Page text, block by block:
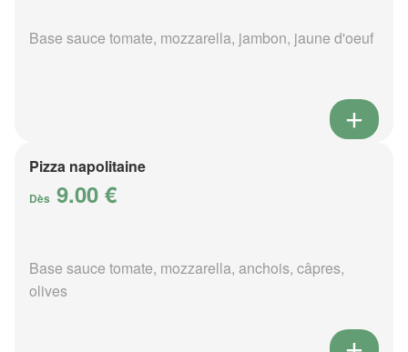
Base sauce tomate, mozzarella, jambon, jaune d'oeuf
Pizza napolitaine
Dès 9.00 €
Base sauce tomate, mozzarella, anchois, câpres,
olives